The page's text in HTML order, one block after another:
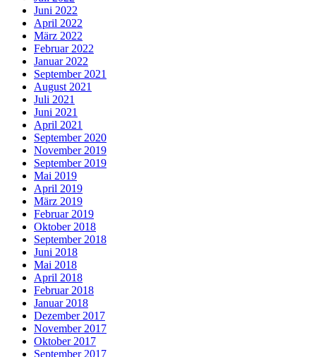
Juni 2022
April 2022
März 2022
Februar 2022
Januar 2022
September 2021
August 2021
Juli 2021
Juni 2021
April 2021
September 2020
November 2019
September 2019
Mai 2019
April 2019
März 2019
Februar 2019
Oktober 2018
September 2018
Juni 2018
Mai 2018
April 2018
Februar 2018
Januar 2018
Dezember 2017
November 2017
Oktober 2017
September 2017